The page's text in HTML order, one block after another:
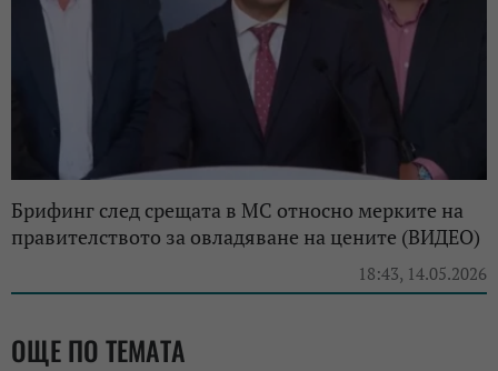
Брифинг след срещата в МС относно мерките на
правителството за овладяване на цените (ВИДЕО)
18:43, 14.05.2026
ОЩЕ ПО ТЕМАТА